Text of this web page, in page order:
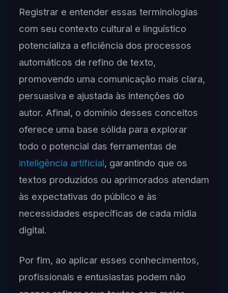
Registrar e entender essas terminologias
com seu contexto cultural e linguístico
potencializa a eficiência dos processos
automáticos de refino de texto,
promovendo uma comunicação mais clara,
persuasiva e ajustada às intenções do
autor. Afinal, o domínio desses conceitos
oferece uma base sólida para explorar
todo o potencial das ferramentas de
inteligência artificial, garantindo que os
textos produzidos ou aprimorados atendam
às expectativas do público e às
necessidades específicas de cada mídia
digital.
Por fim, ao aplicar esses conhecimentos,
profissionais e entusiastas podem não